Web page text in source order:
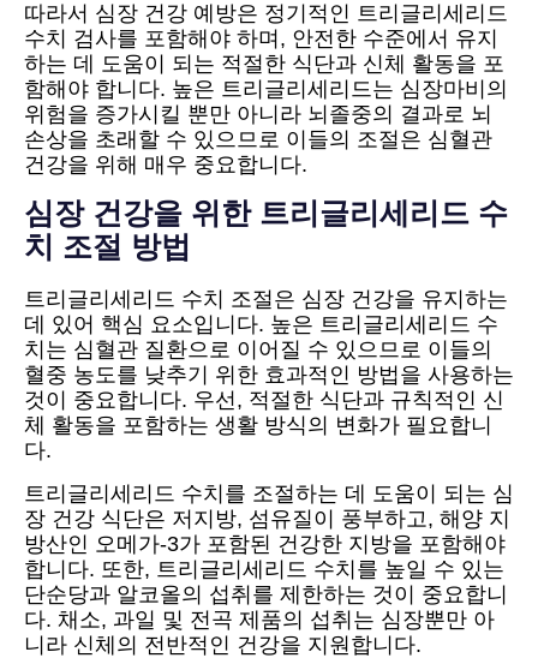
따라서 심장 건강 예방은 정기적인 트리글리세리드
수치 검사를 포함해야 하며, 안전한 수준에서 유지
하는 데 도움이 되는 적절한 식단과 신체 활동을 포
함해야 합니다. 높은 트리글리세리드는 심장마비의
위험을 증가시킬 뿐만 아니라 뇌졸중의 결과로 뇌
손상을 초래할 수 있으므로 이들의 조절은 심혈관
건강을 위해 매우 중요합니다.
심장 건강을 위한 트리글리세리드 수
치 조절 방법
트리글리세리드 수치 조절은 심장 건강을 유지하는
데 있어 핵심 요소입니다. 높은 트리글리세리드 수
치는 심혈관 질환으로 이어질 수 있으므로 이들의
혈중 농도를 낮추기 위한 효과적인 방법을 사용하는
것이 중요합니다. 우선, 적절한 식단과 규칙적인 신
체 활동을 포함하는 생활 방식의 변화가 필요합니
다.
트리글리세리드 수치를 조절하는 데 도움이 되는 심
장 건강 식단은 저지방, 섬유질이 풍부하고, 해양 지
방산인 오메가-3가 포함된 건강한 지방을 포함해야
합니다. 또한, 트리글리세리드 수치를 높일 수 있는
단순당과 알코올의 섭취를 제한하는 것이 중요합니
다. 채소, 과일 및 전곡 제품의 섭취는 심장뿐만 아
니라 신체의 전반적인 건강을 지원합니다.